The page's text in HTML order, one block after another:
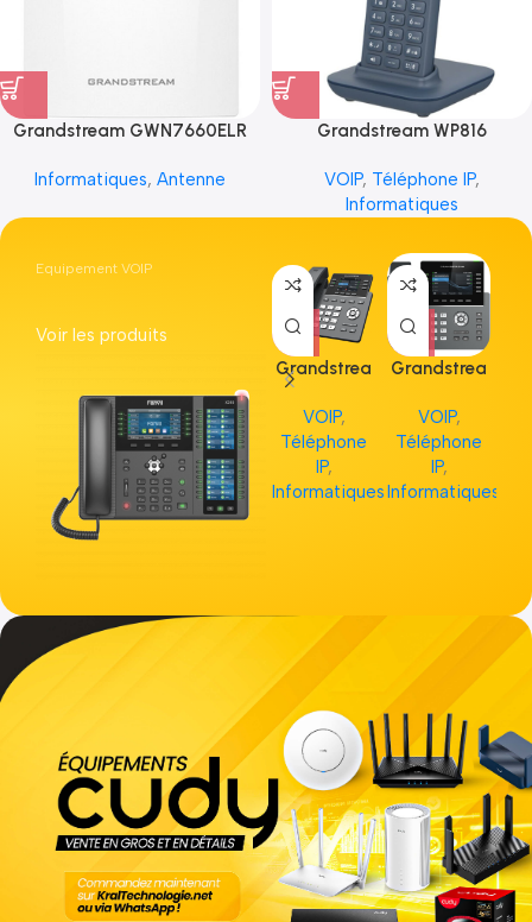
Grandstream GWN7660ELR
Informatiques, Antenne
Grandstream WP816
VOIP, Téléphone IP,
Informatiques
Equipement VOIP
Voir les produits
Grandstrea
m GRP2613
VOIP,
Téléphone
IP,
Informatiques
Grandstrea
VOIP,
Téléphone
IP,
Informatiques